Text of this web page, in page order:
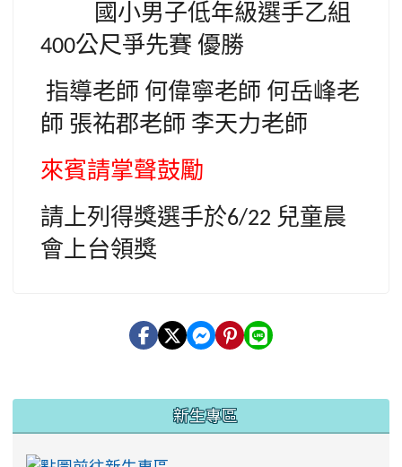
國小男子低年級選手乙組
400公尺爭先賽 優勝
指導老師 何偉寧老師 何岳峰老
師 張祐郡老師 李天力老師
來賓請掌聲鼓勵
請上列得獎選手於6/22 兒童晨
會上台領獎
新生專區